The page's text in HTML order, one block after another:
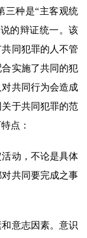
三种是“主客观统
的辩证统一。该
同犯罪的人不管
实施了共同的犯
共同行为会造成
于共同犯罪的范
点：
动，不论是具体
共同要完成之事
意志因素。意识